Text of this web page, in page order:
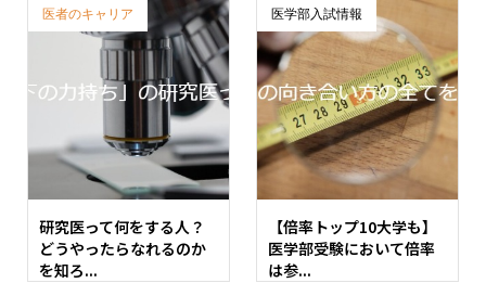
医者のキャリア
研究医って何をする人？
どうやったらなれるのか
を知ろ...
医学部入試情報
【倍率トップ10大学も】
医学部受験において倍率
は参...